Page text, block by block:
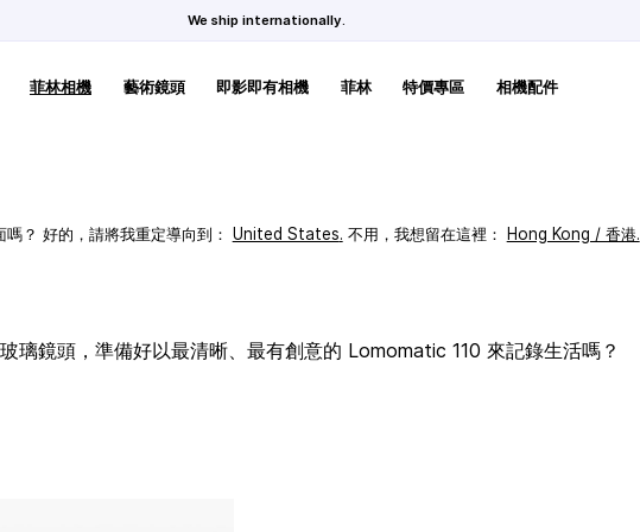
We ship internationally.
菲林相機 藝術鏡頭 即影即有相機 菲林 特價專區 相機配件
？ 好的，請將我重定導向到： United States. 不用，我想留在這裡： Hong Kong / 香港.
璃鏡頭，準備好以最清晰、最有創意的 Lomomatic 110 來記錄生活嗎？